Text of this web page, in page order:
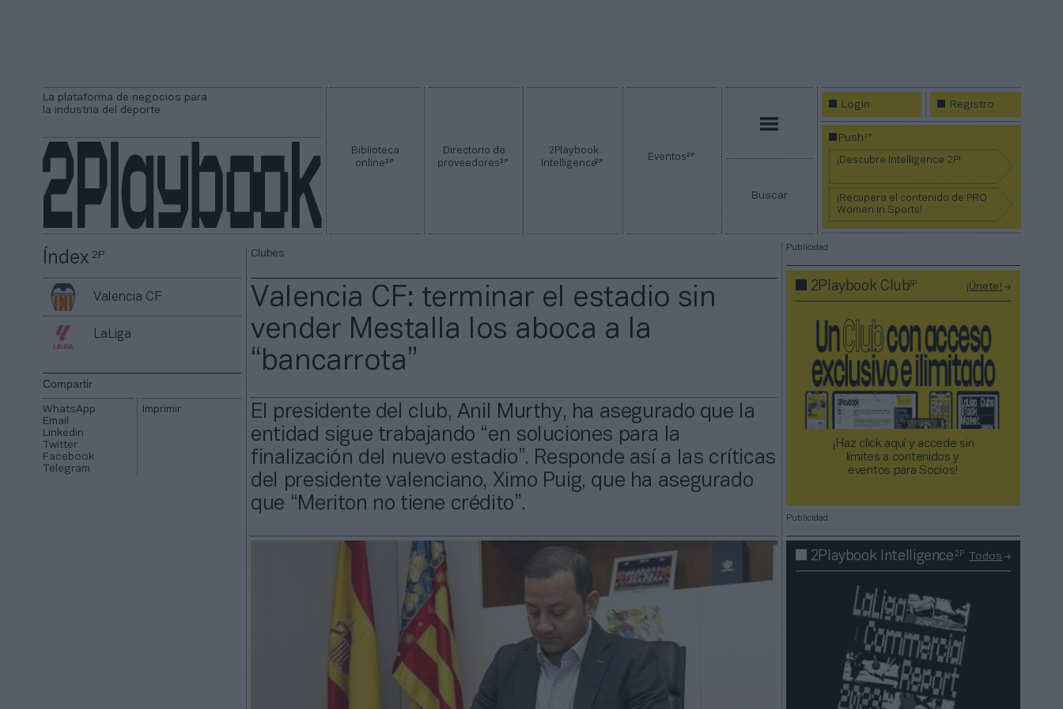
La plataforma de negocios para
la industria del deporte
Biblioteca
online2P
Directorio de
proveedores2P
2Playbook
Intelligence2P Eventos2P
Buscar
Login Registro
Push2P
¡Descubre Intelligence 2P!
¡Recupera el contenido de PRO
Women in Sports!
Índex2P
Valencia CF
LaLiga
Compartir
WhatsApp
Email
Linkedin
Twitter
Facebook
Telegram
Imprimir
Clubes
Valencia CF: terminar el estadio sin
vender Mestalla los aboca a la
“bancarrota”
El presidente del club, Anil Murthy, ha asegurado que la
entidad sigue trabajando “en soluciones para la
finalización del nuevo estadio”. Responde así a las críticas
del presidente valenciano, Ximo Puig, que ha asegurado
que “Meriton no tiene crédito”.
Publicidad
2Playbook Club2P ¡Únete!
¡Haz click aquí y accede sin
límites a contenidos y
eventos para Socios!​​​​​​​
Publicidad
2Playbook Intelligence2P Todos